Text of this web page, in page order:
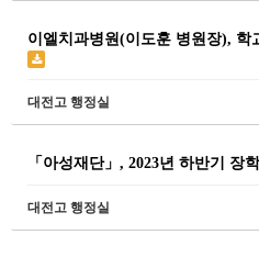
이엘치과병원(이도훈 병원장),
대전고 행정실
「아성재단」, 2023년 하반기 장
대전고 행정실